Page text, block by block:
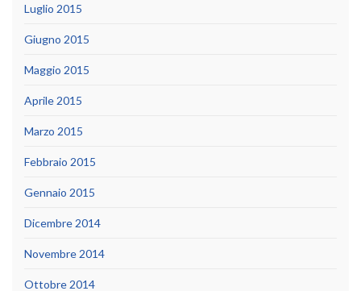
Luglio 2015
Giugno 2015
Maggio 2015
Aprile 2015
Marzo 2015
Febbraio 2015
Gennaio 2015
Dicembre 2014
Novembre 2014
Ottobre 2014